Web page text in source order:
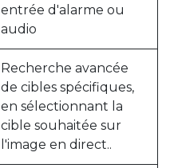
entrée d'alarme ou
audio
Recherche avancée
de cibles spécifiques,
en sélectionnant la
cible souhaitée sur
l'image en direct..